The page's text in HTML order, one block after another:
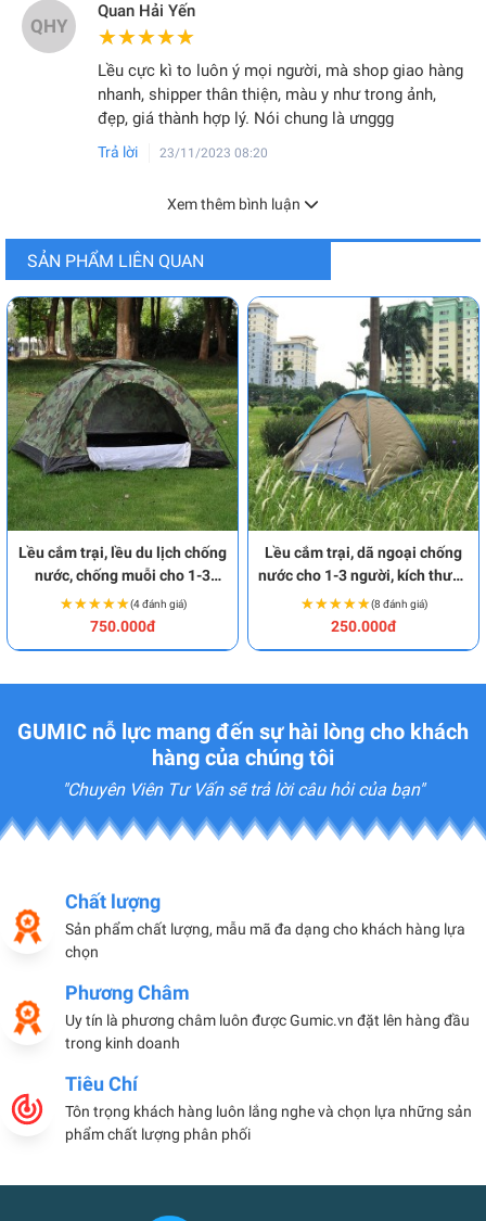
QHY
Quan Hải Yến
★★★★★
★★★★★
Lều cực kì to luôn ý mọi người, mà shop giao hàng
nhanh, shipper thân thiện, màu y như trong ảnh,
đẹp, giá thành hợp lý. Nói chung là ưnggg
Trả lời 23/11/2023 08:20
Xem thêm bình luận
SẢN PHẨM LIÊN QUAN
Lều cắm trại, lều du lịch chống
nước, chống muỗi cho 1-3
người họa tiết rằn ri K116
★★★★★
★★★★★(4 đánh giá)
750.000đ
Lều cắm trại, dã ngoại chống
nước cho 1-3 người, kích thước
2 x 1.4 x 1.1m K107
★★★★★
★★★★★(8 đánh giá)
250.000đ
GUMIC nỗ lực mang đến sự hài lòng cho khách
hàng của chúng tôi
"Chuyên Viên Tư Vấn sẽ trả lời câu hỏi của bạn"
Chất lượng
Sản phẩm chất lượng, mẫu mã đa dạng cho khách hàng lựa
chọn
Phương Châm
Uy tín là phương châm luôn được Gumic.vn đặt lên hàng đầu
trong kinh doanh
Tiêu Chí
Tôn trọng khách hàng luôn lắng nghe và chọn lựa những sản
phẩm chất lượng phân phối